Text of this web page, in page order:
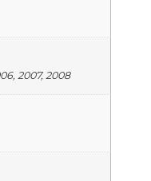
2007, 2008